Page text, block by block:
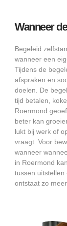
Wanneer
Begeleid
wanneer een
Tijdens de
afspraken en
doelen. De
tijd betalen,
Roermond
beter kan
lukt bij werk of
vraagt. Voor
wanneer
in Roermond
tussen uitstellen
ontstaat zo